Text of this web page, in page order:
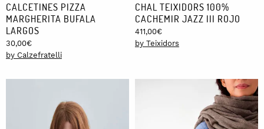
CALCETINES PIZZA
MARGHERITA BUFALA
LARGOS
30,00€
by Calzefratelli
CHAL TEIXIDORS 100%
CACHEMIR JAZZ III ROJO
411,00€
by Teixidors